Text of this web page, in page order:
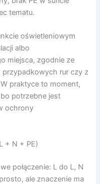
tematu.
oświetleniowym
albo
miejsca, zgodnie ze
przypadkowych rur czy z
praktyce to moment,
potrzebne jest
ochrony
+ N + PE)
połączenie: L do L, N
ale znaczenie ma